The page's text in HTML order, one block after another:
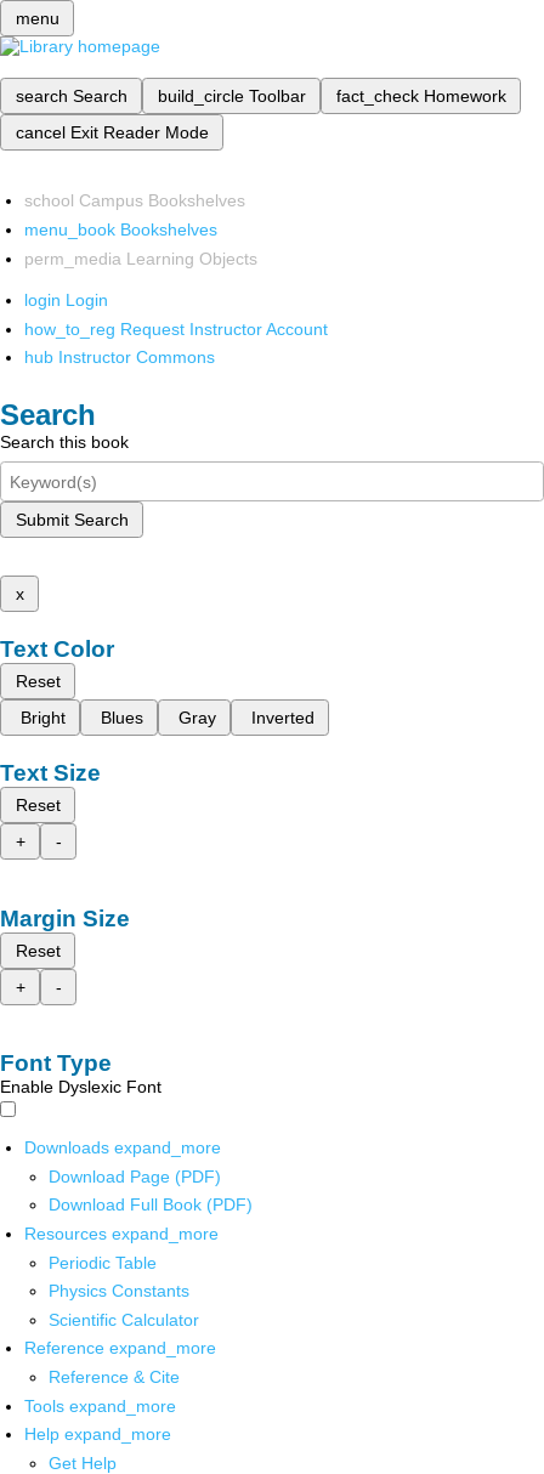
menu
search Search build_circle Toolbar fact_check Homework
cancel Exit Reader Mode
school Campus Bookshelves
menu_book Bookshelves
perm_media Learning Objects
login Login
how_to_reg Request Instructor Account
hub Instructor Commons
Search
Search this book
Submit Search
x
Text Color
Reset
Bright
Blues Gray Inverted
Text Size
Reset
+
-
Margin Size
Reset
+
-
Font Type
Enable Dyslexic Font
Downloads expand_more
Download Page (PDF)
Download Full Book (PDF)
Resources expand_more
Periodic Table
Physics Constants
Scientific Calculator
Reference expand_more
Reference & Cite
Tools expand_more
Help expand_more
Get Help